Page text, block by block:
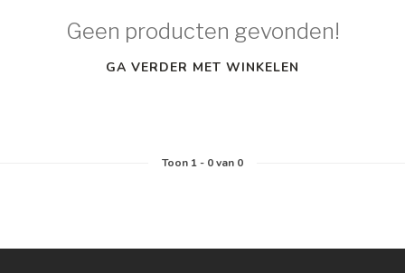
Geen producten gevonden!
GA VERDER MET WINKELEN
Toon 1- 0van 0